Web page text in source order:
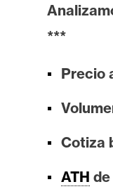
l
i
i
N
t
***
Precio
Cotiza
ATH